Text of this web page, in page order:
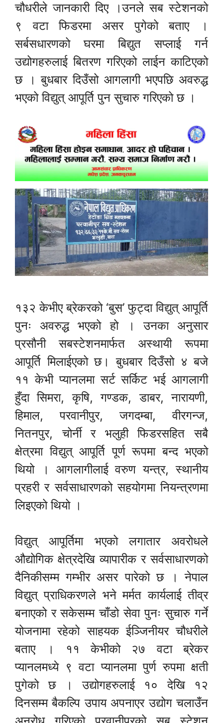
चौधरीले जानकारी दिए ।उनले सब स्टेशनको
९ वटा फिडरमा असर पुगेको बताए ।
सर्बसधारणको घरमा बिद्युत सप्लाई गर्न
उद्योगहरुलाई बितरण गरिएको लाईन काटिएको
छ । बुधबार दिउँसो आगलागी भएपछि अवरुद्ध
भएको विद्युत् आपूर्ति पुन सुचारु गरिएको छ ।
१३२ केभीए ब्रेकरको ‘बुस’ फुट्दा विद्युत् आपूर्ति
पुनः अवरुद्ध भएको हो । उनका अनुसार
प्रसौनी सबस्टेशनमार्फत अस्थायी रूपमा
आपूर्ति मिलाईएको छ। बुधबार दिउँसो ४ बजे
११ केभी प्यानलमा सर्ट सर्किट भई आगलागी
हुँदा सिमरा, कृषि, गण्डक, डाबर, नारायणी,
हिमाल, परवानीपुर, जगदम्बा, वीरगन्ज,
नितनपुर, चोर्नी र भलुही फिडरसहित सबै
क्षेत्रमा विद्युत् आपूर्ति पूर्ण रूपमा बन्द भएको
थियो । आगलागीलाई वरुण यन्त्र, स्थानीय
प्रहरी र सर्वसाधारणको सहयोगमा नियन्त्रणमा
लिइएको थियो ।
विद्युत् आपूर्तिमा भएको लगातार अवरोधले
औद्योगिक क्षेत्रदेखि व्यापारीक र सर्वसाधारणको
दैनिकीसम्म गम्भीर असर पारेको छ । नेपाल
विद्युत् प्राधिकरणले भने मर्मत कार्यलाई तीव्र
बनाएको र सकेसम्म चाँडो सेवा पुनः सुचारु गर्ने
योजनामा रहेको साहयक ईञ्जिनीयर चौधरीले
बताए । ११ केभीको २७ वटा ब्रेकर
प्यानलमध्ये ९ वटा प्यानलमा पुर्ण रुपमा क्षती
पुगेको छ । उद्योगहरुलाई १० देखि १२
दिनसम्म बैकल्पि उपाय अपनाएर उद्योग चलाउँन